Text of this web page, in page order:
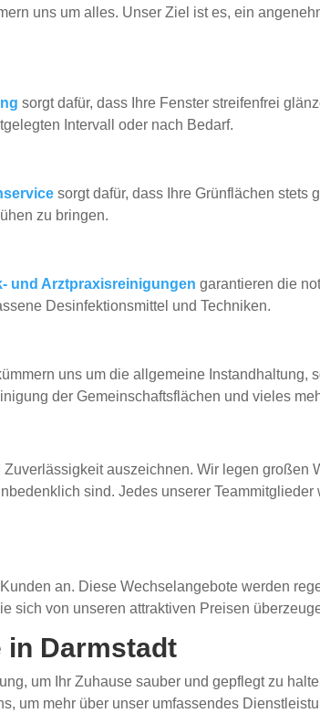
uns um alles. Unser Ziel ist es, ein
sorgt dafür, dass Ihre Fenster streifenfrei
Intervall oder nach Bedarf.
sorgt dafür, dass Ihre Grünflächen stets
zu bringen.
und Arztpraxisreinigungen garantieren die
Desinfektionsmittel und Techniken.
uns um die allgemeine Instandhaltung,
der Gemeinschaftsflächen und vieles
auszeichnen. Wir legen großen
sind. Jedes unserer
an. Diese Wechselangebote werden
sich von unseren attraktiven Preisen
in Darmstadt
um Ihr Zuhause sauber und gepflegt zu
um mehr über unser umfassendes